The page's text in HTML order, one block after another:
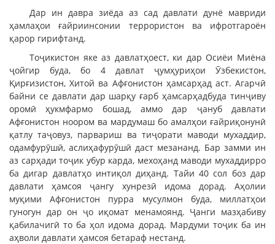
Дар ин давра зиёда аз сад давлати дунё мавриди
ҳамлаҳои ғайриинсонии террористон ва ифротгароён
қарор гирифтанд.
Тоҷикистон яке аз давлатҳоест, ки дар Осиёи Миёна
ҷойгир буда, бо 4 давлат ҷумҳуриҳои Ӯзбекистон,
Қирғизистон, Хитой ва Афғонистон ҳамсарҳад аст. Агарчӣ
байни се давлати дар шарқу ғарб ҳамсарҳадбуда тинҷиву
оромӣ ҳукмфармо бошад, аммо дар ҷануб давлати
Афғонистон ноором ва мардумаш бо амалҳои ғайриқонунӣ
қатлу таҷовуз, парвариш ва тиҷорати маводи мухаддир,
одамфурӯшӣ, аслиҳафурӯшӣ даст мезананд. Бар замми ин
аз сарҳади тоҷик убур карда, мехоҳанд маводи мухаддирро
ба дигар давлатҳо интиқол диҳанд. Тайи 40 сол боз дар
давлати ҳамсоя ҷангу хунрезӣ идома дорад. Аҳолии
муқими Афғонистон пурра мусулмон буда, миллатҳои
гуногун дар он ҷо иқомат менамоянд. Ҷанги мазҳабиву
қабилачигӣ то ба ҳол идома дорад. Мардуми тоҷик ба ин
аҳволи давлати ҳамсоя бетараф нестанд.